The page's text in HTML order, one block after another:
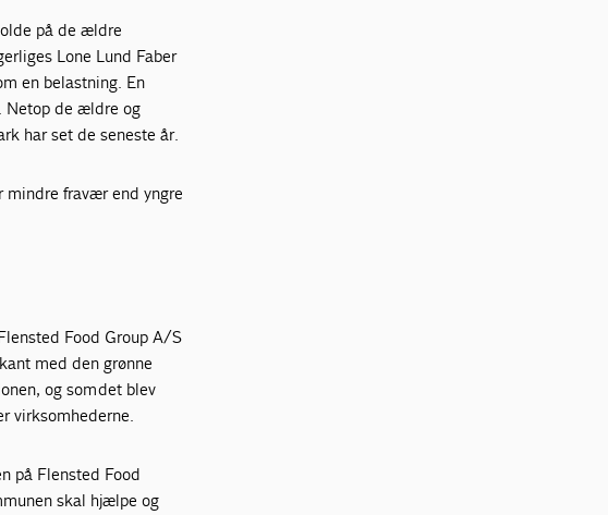
på de ældre
Lone Lund Faber
en belastning. En
Netop de ældre og
har set de seneste år.
mindre fravær end yngre
Food Group A/S
med den grønne
og som det blev
virksomhederne.
på Flensted Food
skal hjælpe og